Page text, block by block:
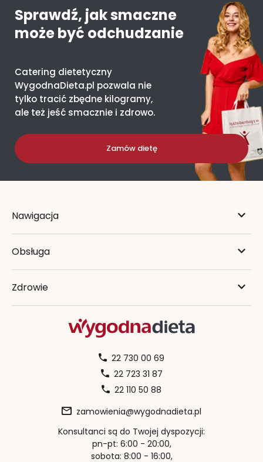
Sprawdź, jak smaczne
może być odchudzanie
Catering dietetyczny
WygodnaDieta.pl pozwala nie
tylko tracić zbędne kilogramy,
ale też jeść smacznie i zdrowo.
Zamów dietę
Nawigacja
Obsługa
Zdrowie
22 730 00 69
22 723 31 87
22 110 50 88
zamowienia@wygodnadieta.pl
Konsultanci są do Twojej dyspozycji:
pn-pt: 6:00 - 20:00,
sobota: 8:00 - 16:00,